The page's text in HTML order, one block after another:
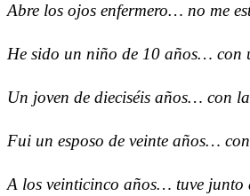
Abre los ojos enfermero… no me
He sido un niño de 10 años… con
Un joven de dieciséis años… con
Fui un esposo de veinte años…
A los veinticinco años… tuve junto